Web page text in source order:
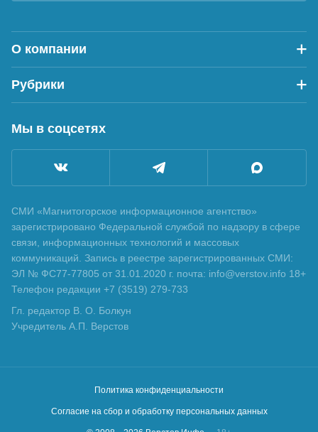
О компании
Рубрики
Мы в соцсетях
СМИ «Магнитогорское информационное агентство»
зарегистрировано Федеральной службой по надзору в сфере
связи, информационных технологий и массовых
коммуникаций. Запись в реестре зарегистрированных СМИ:
ЭЛ № ФС77-77805 от 31.01.2020 г. почта: info@verstov.info 18+
Телефон редакции +7 (3519) 279-733
Гл. редактор В. О. Болкун
Учредитель А.П. Верстов
Политика конфиденциальности
Согласие на сбор и обработку персональных данных